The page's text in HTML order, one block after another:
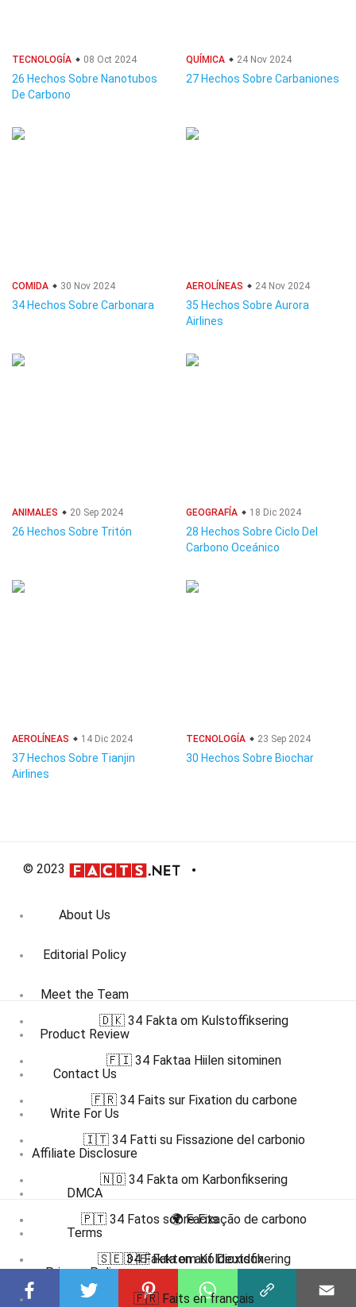
TECNOLOGÍA 08 Oct 2024
26 Hechos Sobre Nanotubos
De Carbono
QUÍMICA 24 Nov 2024
27 Hechos Sobre Carbaniones
COMIDA 30 Nov 2024
34 Hechos Sobre Carbonara
AEROLÍNEAS 24 Nov 2024
35 Hechos Sobre Aurora
Airlines
ANIMALES 20 Sep 2024
26 Hechos Sobre Tritón
GEOGRAFÍA 18 Dic 2024
28 Hechos Sobre Ciclo Del
Carbono Oceánico
AEROLÍNEAS 14 Dic 2024
37 Hechos Sobre Tianjin
Airlines
TECNOLOGÍA 23 Sep 2024
30 Hechos Sobre Biochar
© 2023
About Us
Editorial Policy
Meet the Team
Product Review
Contact Us
Write For Us
Affiliate Disclosure
DMCA
Terms
Privacy Policy
🇩🇰 34 Fakta om Kulstoffiksering
🇫🇮 34 Faktaa Hiilen sitominen
🇫🇷 34 Faits sur Fixation du carbone
🇮🇹 34 Fatti su Fissazione del carbonio
🇳🇴 34 Fakta om Karbonfiksering
🇵🇹 34 Fatos sobre Fixação de carbono
🇸🇪 34 Fakta om Koldioxidfixering
🌍 Facts
🇩🇪 Fakten auf Deutsch
🇫🇷 Faits en français